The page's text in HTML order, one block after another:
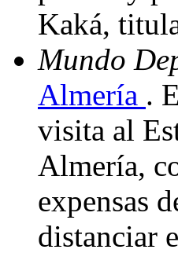
Kaká,
Mundo
Almería .
visita al
Almería,
expensas
distanciar